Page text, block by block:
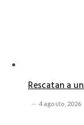
Rescatan a
4 agosto, 2026